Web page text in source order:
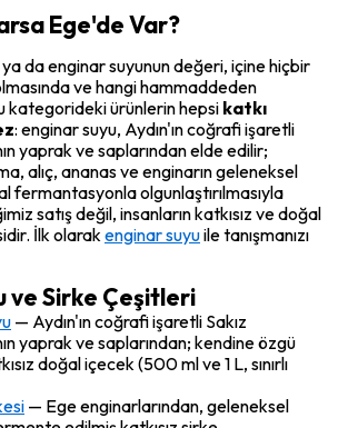
Ege'de Var?
da enginar suyunun değeri, içine hiçbir
ve hangi hammaddeden
kategorideki ürünlerin hepsi katkı
: enginar suyu, Aydın'ın coğrafi işaretli
yaprak ve saplarından elde edilir;
alıç, ananas ve enginarın geleneksel
fermantasyonla olgunlaştırılmasıyla
satış değil, insanların katkısız ve doğal
İlk olarakenginar suyuile tanışmanızı
ve Sirke Çeşitleri
— Aydın'ın coğrafi işaretli Sakız
yaprak ve saplarından; kendine özgü
doğal içecek (500 ml ve 1 L, sınırlı
— Ege enginarlarından, geleneksel